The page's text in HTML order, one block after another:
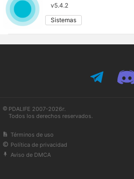
v5.4.2
Sistemas
PDALIFE 2007-2026г.
Todos los derechos reservados.
Términos de uso
Política de privacidad
Aviso de DMCA